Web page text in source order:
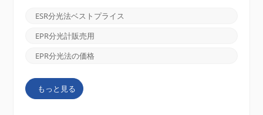
手頃な価格などの言葉を使用してニーズを説明する
と、以下に示すような、認知された価格で適切なEPR
分光器を簡単に見つけることができます。 2. オンラ
販売するオンライン マーケットプレイスをチェック
と、ユーザーは ESR 分光法を含むさまざまな科学技
術の価格を検索して比較できます。例には、
GlobalSpec、DirectIndustry などが含まれます。次に
ESR分光法ベストプライス
EPR分光計販売用
EPR分光法の価格
もっと見る